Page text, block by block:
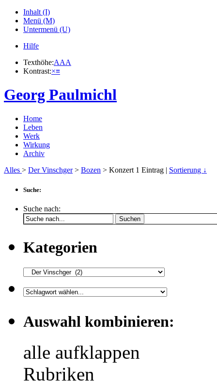
Inhalt (I)
Menü (M)
Untermenü (U)
Hilfe
Texthöhe:AAA
Kontrast:×≡
Georg Paulmichl
Home
Leben
Werk
Wirkung
Archiv
Alles > Der Vinschger> Bozen > Konzert 1 Eintrag | Sortierung ↓
Suche:
Suche nach:
Suchen
Kategorien
Auswahl kombinieren:
alle aufklappen
Rubriken